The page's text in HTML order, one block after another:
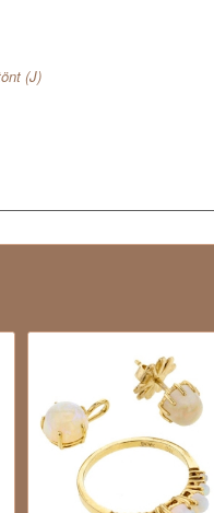
(J)